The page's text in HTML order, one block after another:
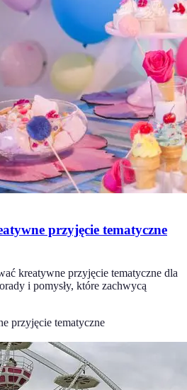
przyjęcie tematyczne
kreatywne przyjęcie tematyczne dla
i pomysły, które zachwycą
przyjęcie tematyczne